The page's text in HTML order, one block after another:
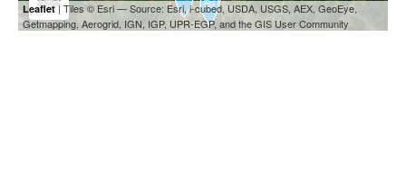
Leaflet| Tiles © Esri — Source: Esri, i-cubed, USDA, USGS, AEX, GeoEye,
Getmapping, Aerogrid, IGN, IGP, UPR-EGP, and the GIS User Community